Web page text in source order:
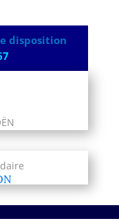
disposition